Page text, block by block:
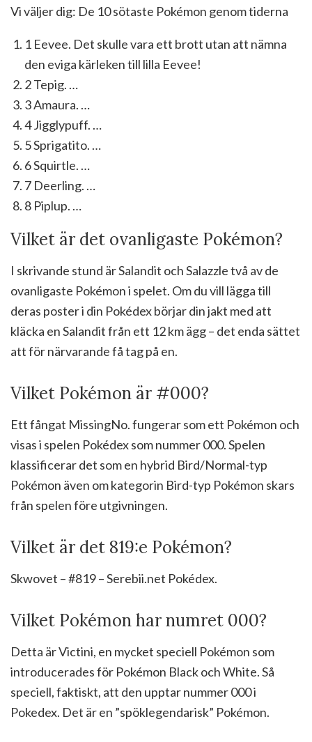
Vi väljer dig: De 10 sötaste Pokémon genom tiderna
1 Eevee. Det skulle vara ett brott utan att nämna
den eviga kärleken till lilla Eevee!
2 Tepig. …
3 Amaura. …
4 Jigglypuff. …
5 Sprigatito. …
6 Squirtle. …
7 Deerling. …
8 Piplup. …
Vilket är det ovanligaste Pokémon?
I skrivande stund är Salandit och Salazzle två av de
ovanligaste Pokémon i spelet. Om du vill lägga till
deras poster i din Pokédex börjar din jakt med att
kläcka en Salandit från ett 12 km ägg – det enda sättet
att för närvarande få tag på en.
Vilket Pokémon är #000?
Ett fångat MissingNo. fungerar som ett Pokémon och
visas i spelen Pokédex som nummer 000. Spelen
klassificerar det som en hybrid Bird/Normal-typ
Pokémon även om kategorin Bird-typ Pokémon skars
från spelen före utgivningen.
Vilket är det 819:e Pokémon?
Skwovet – #819 – Serebii.net Pokédex.
Vilket Pokémon har numret 000?
Detta är Victini, en mycket speciell Pokémon som
introducerades för Pokémon Black och White. Så
speciell, faktiskt, att den upptar nummer 000 i
Pokedex. Det är en ”spöklegendarisk” Pokémon.